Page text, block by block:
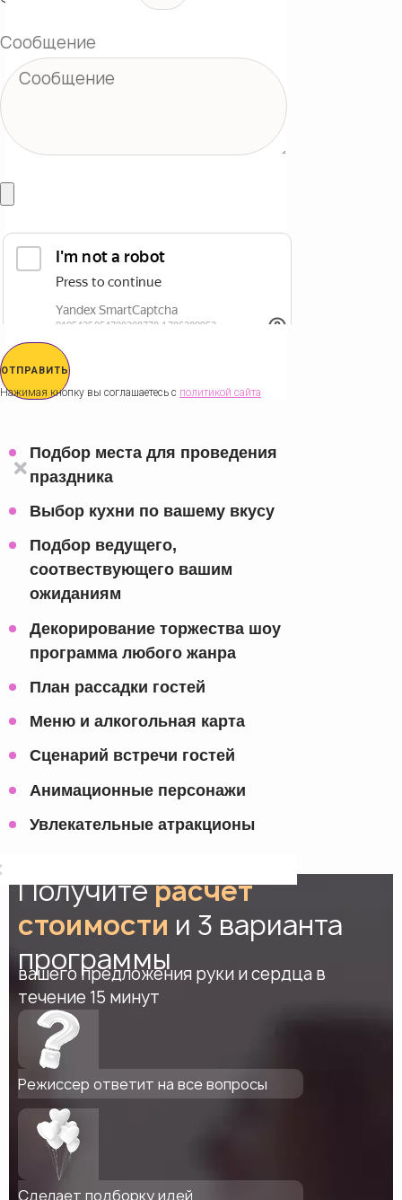
Сообщение
ОТПРАВИТЬ
Нажимая кнопку вы соглашаетесь с политикой сайта
Подбор места для проведения
праздника
Выбор кухни по вашему вкусу
Подбор ведущего,
соотвествующего вашим
ожиданиям
Декорирование торжества шоу
программа любого жанра
План рассадки гостей
Меню и алкогольная карта
Сценарий встречи гостей
Анимационные персонажи
Увлекательные атракционы
Получитерасчет
стоимости и 3 варианта
программы
вашего предложения руки и сердца в
течение 15 минут
Режиссер ответит на все вопросы
Сделает подборку идей